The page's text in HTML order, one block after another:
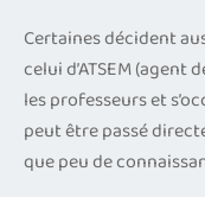
Certaines décident
celui d’ATSEM
les professeurs et
peut être passé
que peu de